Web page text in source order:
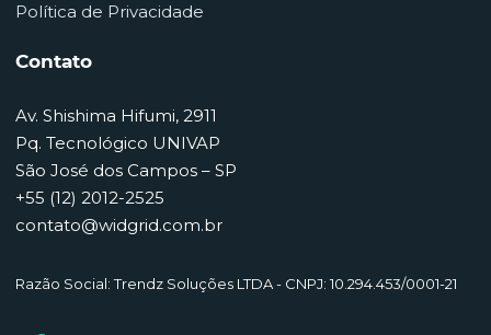
Política de Privacidade
Contato
Av. Shishima Hifumi, 2911
Pq. Tecnológico UNIVAP
São José dos Campos – SP
+55 (12) 2012-2525
contato@widgrid.com.br
Razão Social: Trendz Soluções LTDA - CNPJ: 10.294.453/0001-21